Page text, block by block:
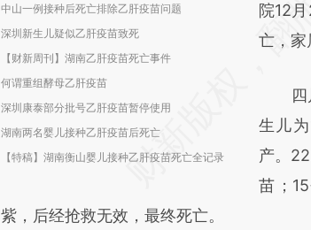
中山一例接种后死亡排除乙肝疫苗问题
深圳新生儿疑似乙肝疫苗致死
【财新周刊】湖南乙肝疫苗死亡事件
何谓重组酵母乙肝疫苗
深圳康泰部分批号乙肝疫苗暂停使用
湖南两名婴儿接种乙肝疫苗后死亡
【特稿】湖南衡山婴儿接种乙肝疫苗死亡全记录
新观
对和校
院12
亡，家
四川
生儿
产。
苗；
紫，后经抢救无效，最终死亡。